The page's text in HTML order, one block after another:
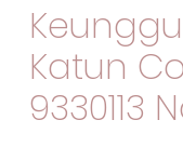
Katun
9330113